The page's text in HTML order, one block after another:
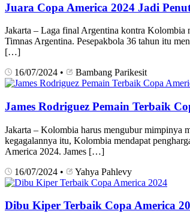
Juara Copa America 2024 Jadi
Jakarta – Laga final Argentina kontra Kolombia
Timnas Argentina. Pesepakbola 36 tahun itu
[…]
16/07/2024 • Bambang Parikesit
James Rodriguez Pemain Terbaik
Jakarta – Kolombia harus mengubur mimpinya
kegagalannya itu, Kolombia mendapat
America 2024. James […]
16/07/2024 • Yahya Pahlevy
Dibu Kiper Terbaik Copa America